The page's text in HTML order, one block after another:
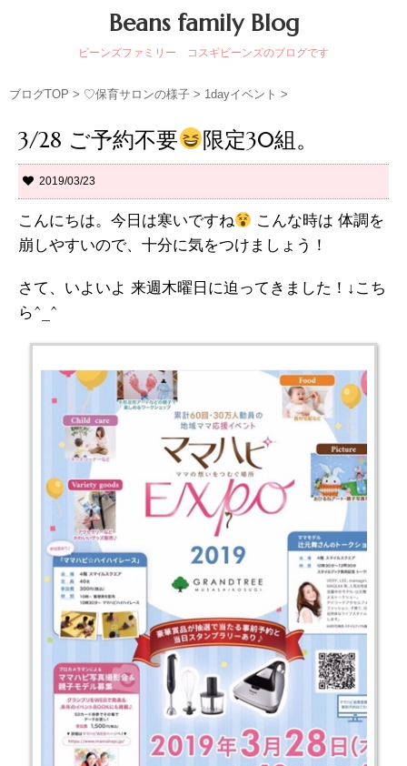
Beans family Blog
ビーンズファミリー コスギビーンズのブログです
ブログTOP > ♡保育サロンの様子 > 1dayイベント >
3/28 ご予約不要 限定30組。
2019/03/23
こんにちは。今日は寒いですね
こんな時は 体調を
崩しやすいので、十分に気をつけましょう！
さて、いよいよ 来週木曜日に迫ってきました！↓こち
ら^_^